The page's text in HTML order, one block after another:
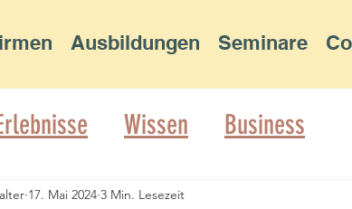
Ausbildungen Seminare
Wissen Business
17. Mai 2024 3 Min. Lesezeit